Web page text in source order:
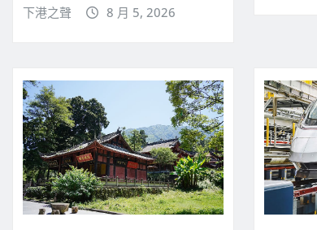
下港之聲 8 月 5, 2026